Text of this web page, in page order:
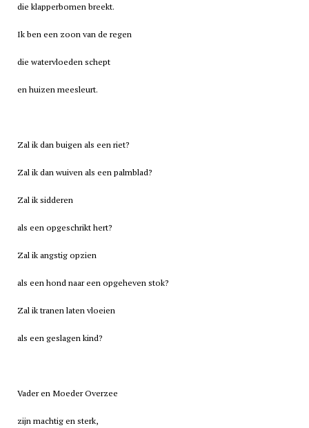
die klapperbomen breekt.
Ik ben een zoon van de regen
die watervloeden schept
en huizen meesleurt.
Zal ik dan buigen als een riet?
Zal ik dan wuiven als een palmblad?
Zal ik sidderen
als een opgeschrikt hert?
Zal ik angstig opzien
als een hond naar een opgeheven stok?
Zal ik tranen laten vloeien
als een geslagen kind?
Vader en Moeder Overzee
zijn machtig en sterk,